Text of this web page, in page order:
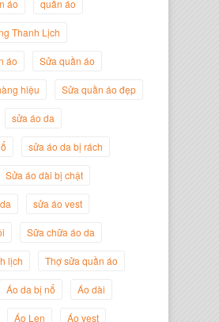
Nguyễn Minh Đức
Công ty Cây Xanh Gia
Nguyễn
áo quần áo
Thanh Lịch
áo Sửa quần áo
hiệu Sửa quần áo đẹp
sửa áo da
sửa áo da bị rách
Sửa áo dài bị chật
sửa áo vest
Sữa chữa áo da
lịch Thợ sửa quần áo
Áo da bị nổ Áo dài
Áo Len Áo vest